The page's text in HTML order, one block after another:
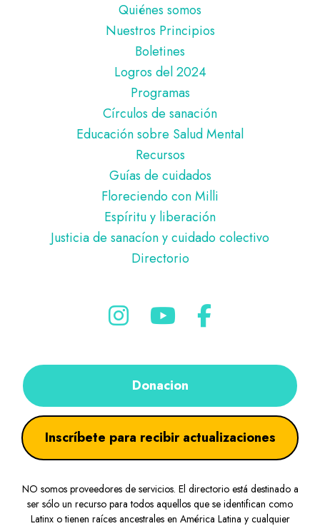
Quiénes somos
Nuestros Principios
Boletines
Logros del 2024
Programas
Círculos de sanación
Educación sobre Salud Mental
Recursos
Guías de cuidados
Floreciendo con Milli
Espíritu y liberación
Justicia de sanacíon y cuidado colectivo
Directorio
Donacion
Inscríbete para recibir actualizaciones
NO somos proveedores de servicios. El directorio está destinado a
ser sólo un recurso para todos aquellos que se identifican como
Latinx o tienen raíces ancestrales en América Latina y cualquier